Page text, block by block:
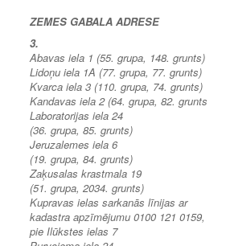
ZEMES GABALA ADRESE
3.
Abavas iela 1 (55. grupa, 148. grunts)
Lidoņu iela 1A (77. grupa, 77. grunts)
Kvarca iela 3 (110. grupa, 74. grunts)
Kandavas iela 2 (64. grupa, 82. grunts
Laboratorijas iela 24
(36. grupa, 85. grunts)
Jeruzalemes iela 6
(19. grupa, 84. grunts)
Zaķusalas krastmala 19
(51. grupa, 2034. grunts)
Kupravas ielas sarkanās līnijas ar
kadastra apzīmējumu 0100 121 0159,
pie Ilūkstes ielas 7